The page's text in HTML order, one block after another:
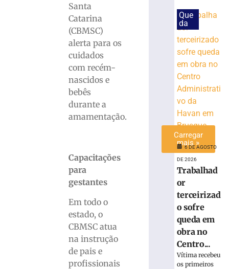
Santa
Catarina
(CBMSC)
alerta para os
cuidados
com recém-
nascidos e
bebês
durante a
amamentação.
Capacitações
para
gestantes
Em todo o
estado, o
CBMSC atua
na instrução
de pais e
profissionais
Paulo
agosto
mais
Carregar
mais »
Que
da
6 DE AGOSTO
DE 2026
Trabalhad
or
terceirizad
o sofre
queda em
obra no
Centro...
Vítima recebeu
os primeiros